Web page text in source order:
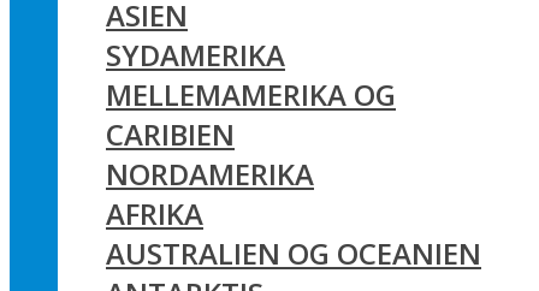
ASIEN
SYDAMERIKA
MELLEMAMERIKA OG
CARIBIEN
NORDAMERIKA
AFRIKA
AUSTRALIEN OG OCEANIEN